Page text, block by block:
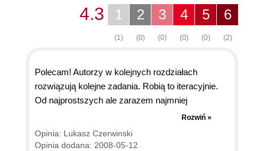
6
(2)
5
(0)
4
(0)
3
(0)
2
(0)
1
(1)
4.3
Polecam! Autorzy w kolejnych rozdziałach
rozwiązują kolejne zadania. Robią to iteracyjnie.
Od najprostszych ale zarazem najmniej
elastycznych rozwiązań po coraz trudniejsze ale
bardziej ogólne (biblioteczne). Gorąco polecam.
Książka nie pokazuje super nowoczesnych
Rozwiń »
Opinia: Lukasz Czerwinski
Opinia dodana: 2008-05-12